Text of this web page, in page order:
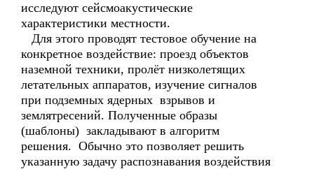
исследуют сейсмоакустические
характеристики местности.
Для этого проводят тестовое обучение на
конкретное воздействие: проезд объектов
наземной техники, пролёт низколетящих
летательных аппаратов, изучение сигналов
при подземных ядерных взрывов и
землятресений. Полученные образы
(шаблоны) закладывают в алгоритм
решения. Обычно это позволяет решить
указанную задачу распознавания воздействия